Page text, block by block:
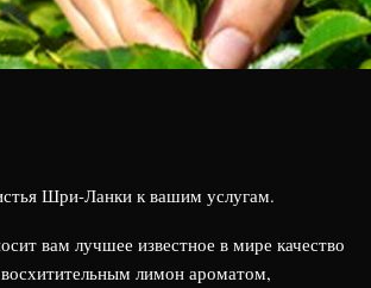
Шри-Ланки к вашим услугам.
вам лучшее известное в мире качество
восхитительным лимон ароматом,